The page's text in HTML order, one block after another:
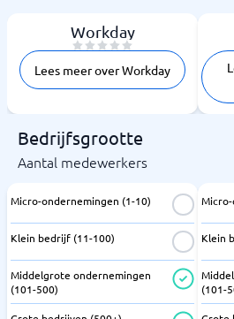
Workday
Lees meer over Workday
Bedrijfsgrootte
Aantal medewerkers
Micro-ondernemingen (1-10)
Klein bedrijf (11-100)
Middelgrote ondernemingen
(101-500)
Klein
(101-